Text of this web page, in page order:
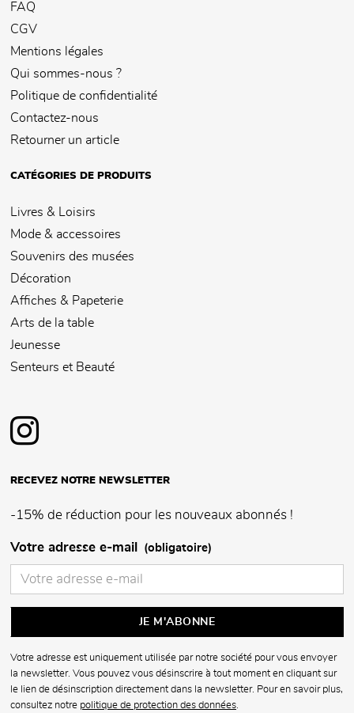
FAQ
CGV
Mentions légales
Qui sommes-nous ?
Politique de confidentialité
Contactez-nous
Retourner un article
CATÉGORIES DE PRODUITS
Livres & Loisirs
Mode & accessoires
Souvenirs des musées
Décoration
Affiches & Papeterie
Arts de la table
Jeunesse
Senteurs et Beauté
RECEVEZ NOTRE NEWSLETTER
-15% de réduction pour les nouveaux abonnés !
Votre adresse e-mail (obligatoire)
Votre adresse est uniquement utilisée par notre société pour vous envoyer
la newsletter. Vous pouvez vous désinscrire à tout moment en cliquant sur
le lien de désinscription directement dans la newsletter. Pour en savoir plus,
consultez notre politique de protection des données.